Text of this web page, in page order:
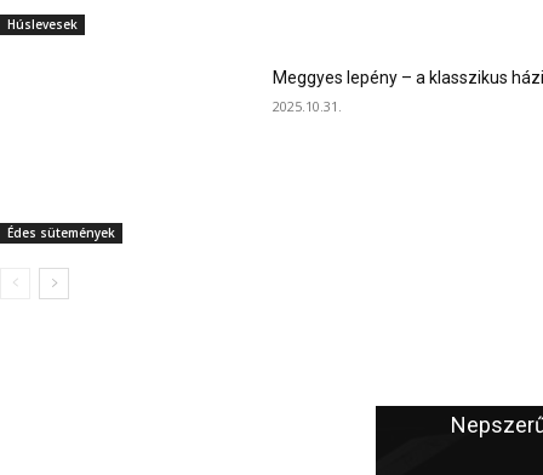
Húslevesek
Édes sütemények
Meggyes lepény – a klasszikus
2025.10.31.